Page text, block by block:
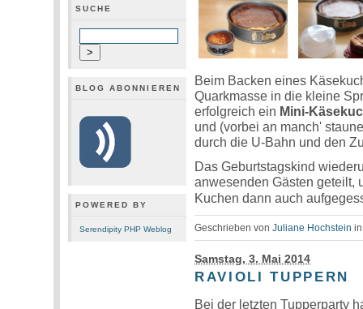
SUCHE
BLOG ABONNIEREN
POWERED BY
Serendipity PHP Weblog
Beim Backen eines
Quarkmasse in die kleine
erfolgreich ein Mini-
und (vorbei an manch'
durch die U-Bahn und den
Das Geburtstagskind
anwesenden Gästen geteilt,
Kuchen dann auch
Geschrieben vonJuliane Hochstein
Samstag, 3. Mai 2014
RAVIOLI TUPPERN
Bei der letzten Tupperparty